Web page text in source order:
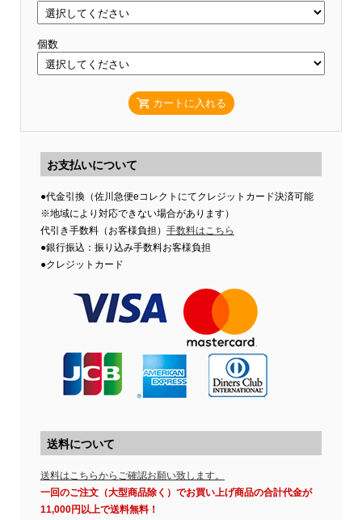
個数
カートに入れる
お支払いについて
●代金引換（佐川急便eコレクトにてクレジットカード決済可能
※地域により対応できない場合があります）
代引き手数料（お客様負担） 手数料はこちら
●銀行振込：振り込み手数料お客様負担
●クレジットカード
送料について
送料はこちらからご確認お願い致します。
一回のご注文（大型商品除く）でお買い上げ商品の合計代金が
11,000円以上で送料無料！